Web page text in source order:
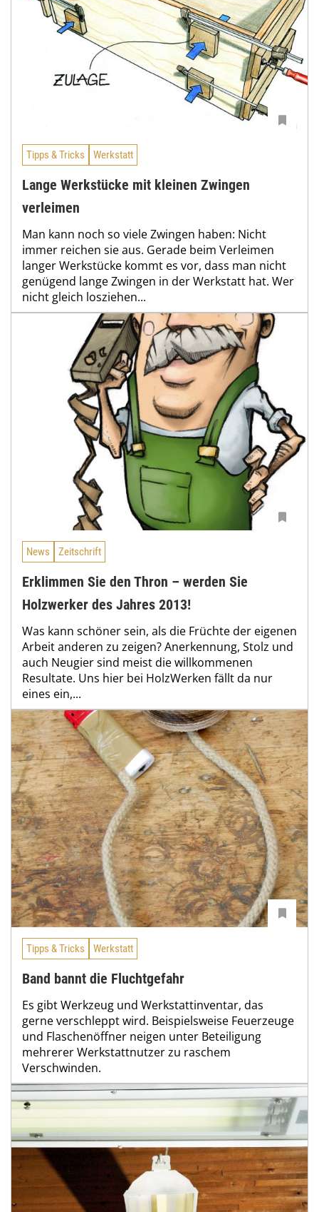
Tipps & Tricks Werkstatt
Lange Werkstücke mit kleinen Zwingen
verleimen
Man kann noch so viele Zwingen haben: Nicht
immer reichen sie aus. Gerade beim Verleimen
langer Werkstücke kommt es vor, dass man nicht
genügend lange Zwingen in der Werkstatt hat. Wer
nicht gleich losziehen...
News Zeitschrift
Erklimmen Sie den Thron – werden Sie
Holzwerker des Jahres 2013!
Was kann schöner sein, als die Früchte der eigenen
Arbeit anderen zu zeigen? Anerkennung, Stolz und
auch Neugier sind meist die willkommenen
Resultate. Uns hier bei HolzWerken fällt da nur
eines ein,...
Tipps & Tricks Werkstatt
Band bannt die Fluchtgefahr
Es gibt Werkzeug und Werkstattinventar, das
gerne verschleppt wird. Beispielsweise Feuerzeuge
und Flaschenöffner neigen unter Beteiligung
mehrerer Werkstattnutzer zu raschem
Verschwinden.